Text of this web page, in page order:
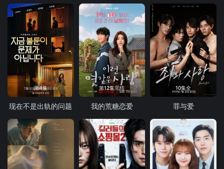
第4集
现在不是出轨的问题
第12集完结
我的荒糖恋爱
10集全
罪与爱